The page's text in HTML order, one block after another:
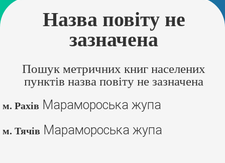
Назва повіту не
зазначена
Пошук метричних книг населених
пунктів назва повіту не зазначена
м. Рахів Марамороська жупа
м. Тячів Марамороська жупа